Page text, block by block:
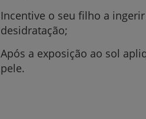
Incentive o seu filho a
desidratação;
Após a exposição ao sol
pele.